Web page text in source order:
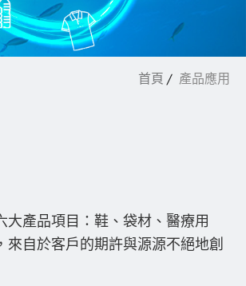
首頁 產品應用
產品項目：鞋、袋材、醫療用
自於客戶的期許與源源不絕地創